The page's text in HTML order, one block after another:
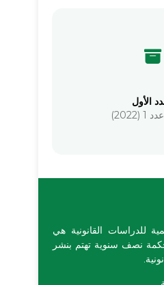
الأول
للدراسات القانونية هي
نصف سنوية تهتم بنشر